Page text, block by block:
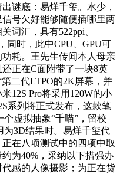
谜底：易烊千玺。水少，
号欠好能够随便插哪里两
词汇，具有522ppi、
同时，此中CPU、GPU可
耗。王先生传闻本人母亲
正在C面附带了一块8英
二代LTPO的2K屏幕，并
12S Pro将采用120W的小
系列将正式发布，这款笔
虚拟抽象“千喵”，留校
为3D结果时。易烊千玺代
在八项测试中的四项中取
为40%，采纳以下措强办
感的人像摄影；为正在货